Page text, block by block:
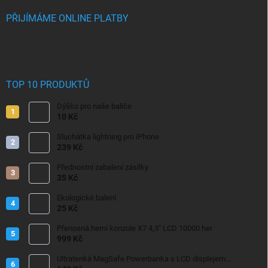
PŘIJÍMÁME ONLINE PLATBY
TOP 10 PRODUKTŮ
Dýško pro naše baliče
10 Kč
Sluchátka lightning pro iPhone
239 Kč
Přednostní zabalení zásilky
35 Kč
Ekologické balení
25 Kč
Přenosná herní konzole X7 4,3" LCD 10000 her
999 Kč
Ultratenká MagSafe Powerbanka s LCD displejem